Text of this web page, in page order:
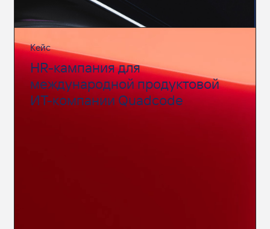
Кейс
HR-кампания для
международной продуктовой
ИТ-компании Quadcode